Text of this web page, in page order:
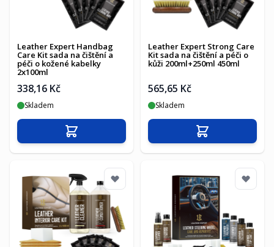
Leather Expert Handbag
Care Kit sada na čištění a
péči o kožené kabelky
2x100ml
338,16 Kč
Skladem
Přidat do košíku
Leather Expert Strong Care
Kit sada na čištění a péči o
kůži 200ml+250ml 450ml
565,65 Kč
Skladem
Přidat do košíku